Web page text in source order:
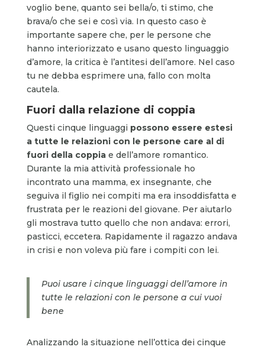
voglio bene, quanto sei bella/o, ti stimo, che
brava/o che sei e così via. In questo caso è
importante sapere che, per le persone che
hanno interiorizzato e usano questo linguaggio
d’amore, la critica è l’antitesi dell’amore. Nel caso
tu ne debba esprimere una, fallo con molta
cautela.
Fuori dalla relazione di coppia
Questi cinque linguaggi possono essere estesi
a tutte le relazioni con le persone care al di
fuori della coppiae dell’amore romantico.
Durante la mia attività professionale ho
incontrato una mamma, ex insegnante, che
seguiva il figlio nei compiti ma era insoddisfatta e
frustrata per le reazioni del giovane. Per aiutarlo
gli mostrava tutto quello che non andava: errori,
pasticci, eccetera. Rapidamente il ragazzo andava
in crisi e non voleva più fare i compiti con lei.
Puoi usare i cinque linguaggi dell’amore in
tutte le relazioni con le persone a cui vuoi
bene
Analizzando la situazione nell’ottica dei cinque